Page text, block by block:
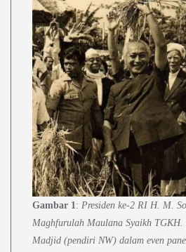
Gambar 1: Presiden ke-2 RI H. M.
Maghfurulah Maulana Syaikh
Madjid (pendiri NW) dalam even